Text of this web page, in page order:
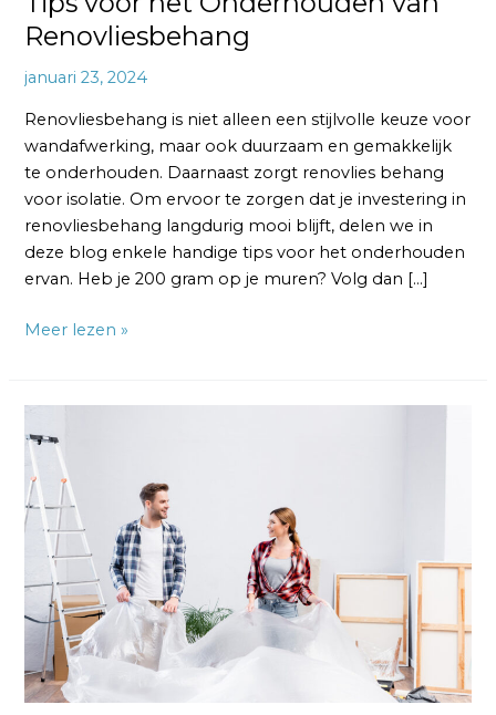
Renovliesbehang
januari 23, 2024
Renovliesbehang is niet alleen een stijlvolle keuze voor
wandafwerking, maar ook duurzaam en gemakkelijk
te onderhouden. Daarnaast zorgt renovlies behang
voor isolatie. Om ervoor te zorgen dat je investering in
renovliesbehang langdurig mooi blijft, delen we in
deze blog enkele handige tips voor het onderhouden
ervan. Heb je 200 gram op je muren? Volg dan […]
Meer lezen »
kies
je
het
juiste
type
renovliesbehang
voor
jouw
project?